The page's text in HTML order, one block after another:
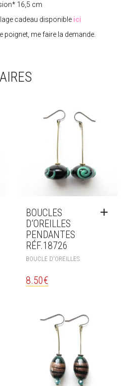
16,5 cm
cadeau disponible ici
me faire la demande.
BOUCLES
D’OREILLES
PENDANTES
RÉF.18726
BOUCLE D'OREILLES
8.50€